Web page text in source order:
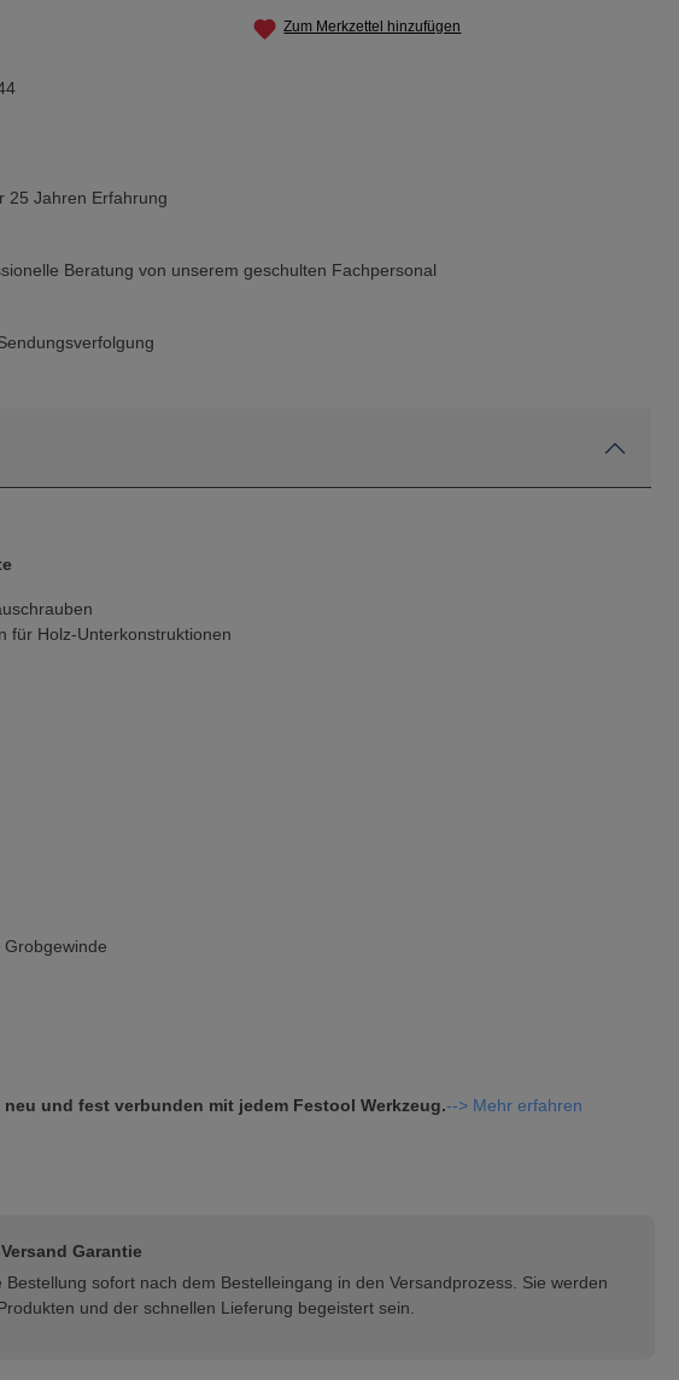
Zum Merkzettel hinzufügen
25 Jahren Erfahrung
Beratung von unserem geschulten Fachpersonal
für Holz-Unterkonstruktionen
und fest verbunden mit jedem Festool Werkzeug.--> Mehr erfahren
Garantie
Bestellung sofort nach dem Bestelleingang in den Versandprozess. Sie werden
und der schnellen Lieferung begeistert sein.